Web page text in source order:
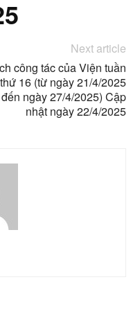
Next article
công tác của Viện tuần
thứ 16 (từ ngày 21/4/2025
đến ngày 27/4/2025) Cập
nhật ngày 22/4/2025